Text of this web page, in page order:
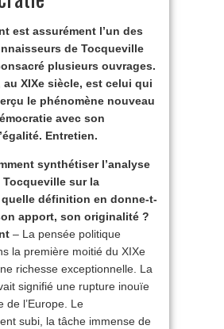
est assurément l’un des
de Tocqueville
plusieurs ouvrages.
XIXe siècle, est celui qui
le phénomène nouveau
avec son
Entretien.
synthétiser l’analyse
sur la
définition en donne-t-
apport, son originalité ?
– La pensée politique
la première moitié du XIXe
richesse exceptionnelle. La
signifié une rupture inouïe
de l’Europe. Le
subi, la tâche immense de